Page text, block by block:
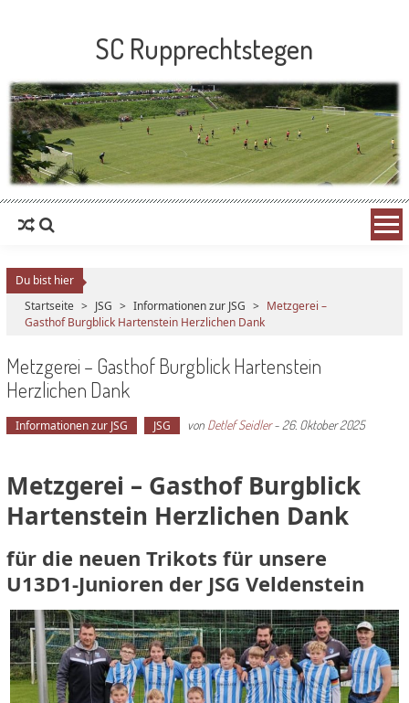
SC Rupprechtstegen
Du bist hier
Startseite > JSG > Informationen zur JSG > Metzgerei –
Gasthof Burgblick Hartenstein Herzlichen Dank
Metzgerei – Gasthof Burgblick Hartenstein
Herzlichen Dank
Informationen zur JSG JSG von Detlef Seidler- 26. Oktober 2025
Metzgerei – Gasthof Burgblick
Hartenstein Herzlichen Dank
für die neuen Trikots für unsere
U13D1-Junioren der JSG Veldenstein